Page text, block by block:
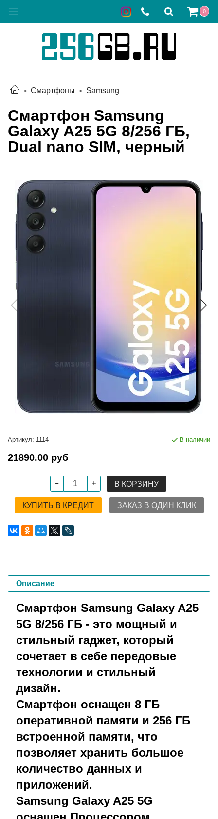
0
Смартфоны Samsung
Смартфон Samsung
Galaxy A25 5G 8/256 ГБ,
Dual nano SIM, черный
Артикул: 1114 В наличии
21890.00 руб
В КОРЗИНУ
КУПИТЬ В КРЕДИТ ЗАКАЗ В ОДИН КЛИК
Описание
Смартфон Samsung Galaxy A25
5G 8/256 ГБ - это мощный и
стильный гаджет, который
сочетает в себе передовые
технологии и стильный
дизайн.
Смартфон оснащен 8 ГБ
оперативной памяти и 256 ГБ
встроенной памяти, что
позволяет хранить большое
количество данных и
приложений.
Samsung Galaxy A25 5G